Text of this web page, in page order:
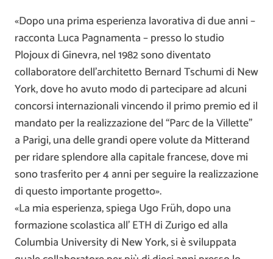
«Dopo una prima esperienza lavorativa di due anni –
racconta Luca Pagnamenta – presso lo studio
Plojoux di Ginevra, nel 1982 sono diventato
collaboratore dell’architetto Bernard Tschumi di New
York, dove ho avuto modo di partecipare ad alcuni
concorsi internazionali vincendo il primo premio ed il
mandato per la realizzazione del “Parc de la Villette”
a Parigi, una delle grandi opere volute da Mitterand
per ridare splendore alla capitale francese, dove mi
sono trasferito per 4 anni per seguire la realizzazione
di questo importante progetto».
«La mia esperienza, spiega Ugo Früh, dopo una
formazione scolastica all’ ETH di Zurigo ed alla
Columbia University di New York, si è sviluppata